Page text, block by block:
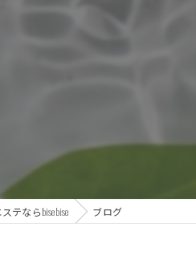
テならbisebise ブログ